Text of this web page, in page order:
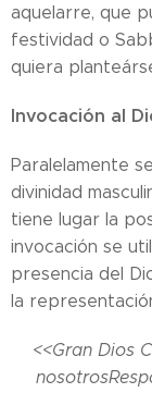
aquelarre, que
festividad o
quiera
Invocación al
Paralelamente
divinidad
tiene lugar la
invocación se
presencia del
la
<<Gran Dios
nosotros